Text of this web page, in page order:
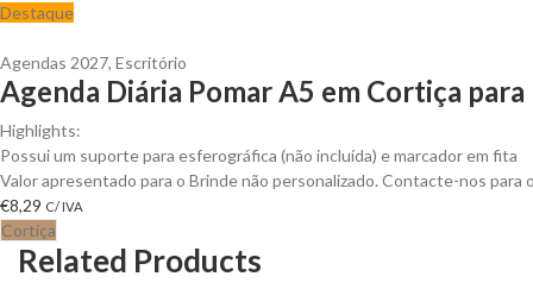
Destaque
Agendas 2027, Escritório
Agenda Diária Pomar A5 em Cortiça
Highlights:
Possui um suporte para esferográfica (não incluída) e marcador em fita
Valor apresentado para o Brinde não personalizado. Contacte-nos
€8,29 C/ IVA
Cortiça
Related Products